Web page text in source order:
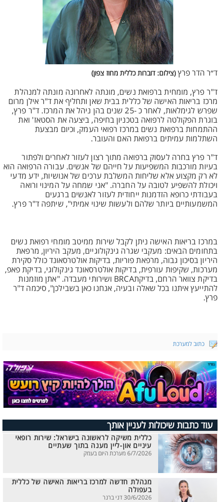
ד״ר הדר פרץ (צילום: דוברות כללית מחוז צפון)
ד"ר פרץ, מומחית ברפואת נשים, מונתה לאחרונה מונתה למנהלת
מרכז בריאות האישה של כללית בבית שאן ותחליף את ד"ר אילן מרום
שפרש לגימלאות, לאחר כ -25 שנים בהן ניהל את המרכז. ד"ר פרץ,
בוגרת הפקולטה לרפואה בטכניון בחיפה, ביצעה את הסטאז' ואת
ההתמחות ברפואת נשים במרכז רפואי העמק, וכיום מבצעת
השתלמות עמיתים ברפואת האם והעובר.
ד"ר פרץ בחרה לעסוק ברפואה מתוך רצון לעזור לאחרים ולפתור
בעיות מורכבות המשפיעות על חייהם של אנשים. עבורה הרפואה הוא
לא רק מקצוע אלא שליחות המשלבת ערכים של אנושיות, ידע מדעי
ויכולת להשפיע לטובה על החברה. "אני שמחה על המינוי ורואה
בעבודתי כרופא הזדמנות ייחודית לעזור לאנשים ברגעים
המשמעותיים ביותר שלהם ולעשות שינוי אמיתי", שיתפה ד"ר פרץ.
במרכז בריאות האישה ניתן לקבל שירות ממיטב מומחי רפואת נשים
בתחומים הבאים: מעקבי שגרה גינקולוגיים, מעקב היריון, מרפאת
היריון בסיכון גבוה, מרפאת פוריות, בדיקות אולטרסאונד כולל סקירת
מערכות, שקיפות עורפית, בדיקות אולטרסאונד גינקולוגי, בדיקת פאפ,
בדיקת צוואר הרחם, בדיקתBRCA ושירותי מעבדה. "אתן מוזמנות
להתייעץ איתנו בכל שאלה ובעיה, אנחנו כאן בשבילכן", סיכמה ד"ר
פרץ.
כתוב למערכת
עוד כתבות שיכולות לעניין אותך
כללית משיקה לראשונה בישראל: שירות רופאי
עיניים און-ליין מענה בתוך שעתיים
6/7/2026 מערכת היום בעמק
מנהלת חדשה למרכז בריאות האישה של כללית
בעפולה
30/6/2026 דני ברנר